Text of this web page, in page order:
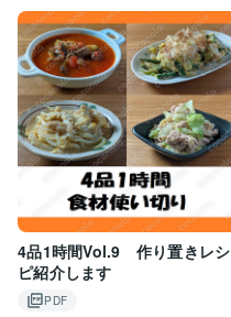
4品1時間Vol.9 作り置きレシ
ピ紹介します
PDF